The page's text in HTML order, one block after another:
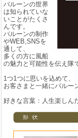
バルーンの世界
は知られていな
いことがたくさ
んです。
バルーンの制作
やWEB,SNSを
通して、
多くの方に風船
の魅力と可能性を伝え隊
1つ1つに思いを込めて、
お客さまと一緒にバルー
好きな言葉：人生楽しん